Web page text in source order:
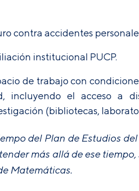
contra accidentes
institucional PUCP.
de trabajo con
incluyendo el acceso a
(bibliotecas,
del Plan de Estudios
más allá de ese
Matemáticas.